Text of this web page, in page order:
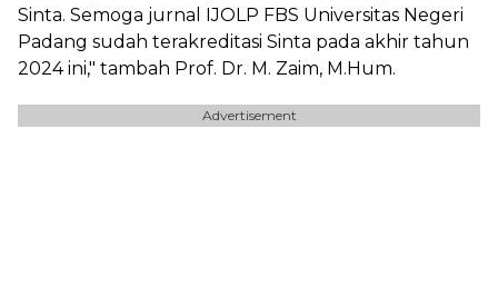
Sinta. Semoga jurnal IJOLP FBS Universitas Negeri
Padang sudah terakreditasi Sinta pada akhir tahun
2024 ini," tambah Prof. Dr. M. Zaim, M.Hum.
Advertisement